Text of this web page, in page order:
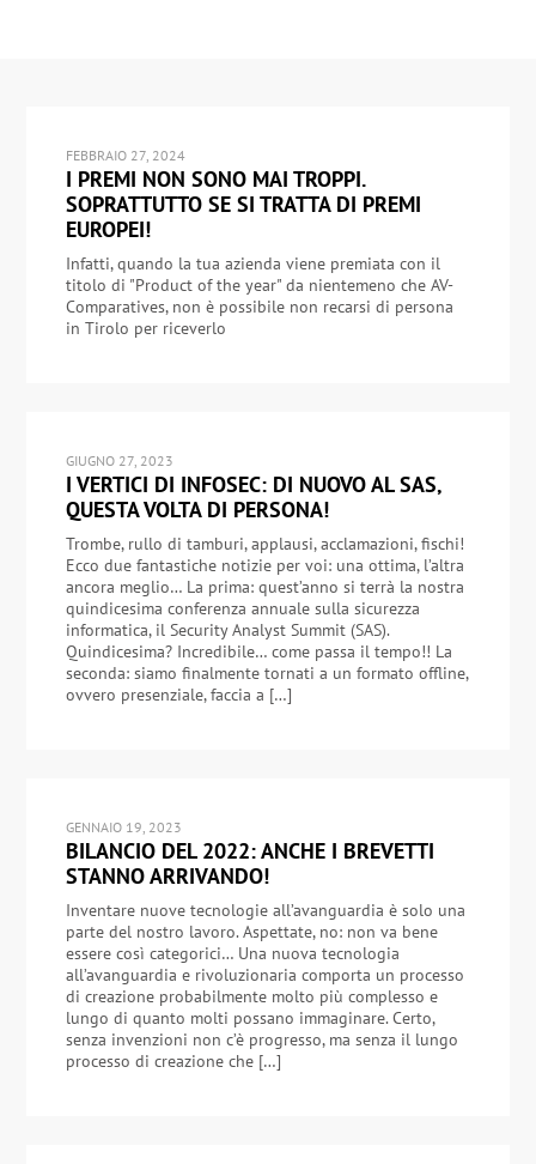
FEBBRAIO 27, 2024
I PREMI NON SONO MAI TROPPI.
SOPRATTUTTO SE SI TRATTA DI PREMI
EUROPEI!
Infatti, quando la tua azienda viene premiata con il
titolo di "Product of the year" da nientemeno che AV-
Comparatives, non è possibile non recarsi di persona
in Tirolo per riceverlo
GIUGNO 27, 2023
I VERTICI DI INFOSEC: DI NUOVO AL SAS,
QUESTA VOLTA DI PERSONA!
Trombe, rullo di tamburi, applausi, acclamazioni, fischi!
Ecco due fantastiche notizie per voi: una ottima, l’altra
ancora meglio… La prima: quest’anno si terrà la nostra
quindicesima conferenza annuale sulla sicurezza
informatica, il Security Analyst Summit (SAS).
Quindicesima? Incredibile… come passa il tempo!! La
seconda: siamo finalmente tornati a un formato offline,
ovvero presenziale, faccia a […]
GENNAIO 19, 2023
BILANCIO DEL 2022: ANCHE I BREVETTI
STANNO ARRIVANDO!
Inventare nuove tecnologie all’avanguardia è solo una
parte del nostro lavoro. Aspettate, no: non va bene
essere così categorici… Una nuova tecnologia
all’avanguardia e rivoluzionaria comporta un processo
di creazione probabilmente molto più complesso e
lungo di quanto molti possano immaginare. Certo,
senza invenzioni non c’è progresso, ma senza il lungo
processo di creazione che […]